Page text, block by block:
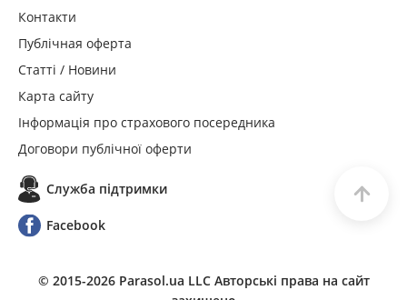
Контакти
Публічная оферта
Статті / Новини
Карта сайту
Інформація про страхового посередника
Договори публічної оферти
Служба пiдтримки
Facebook
© 2015-2026Parasol.ua LLC Авторські права на сайт